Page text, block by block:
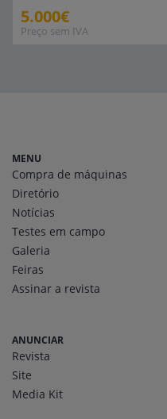
5.000€
Preço sem IVA
MENU
Compra de máquinas
Diretório
Notícias
Testes em campo
Galeria
Feiras
Assinar a revista
ANUNCIAR
Revista
Site
Media Kit